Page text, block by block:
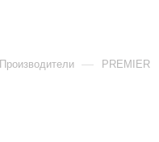
Производители — PREMIER